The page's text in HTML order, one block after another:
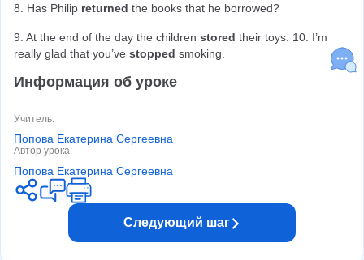
8. Has Philip returned the books that he borrowed?
9. At the end of the day the children stored their toys. 10. I’m
really glad that you’ve stopped smoking.
Информация об уроке
Учитель:
Попова Екатерина Сергеевна
Автор урока:
Попова Екатерина Сергеевна
Следующий шаг